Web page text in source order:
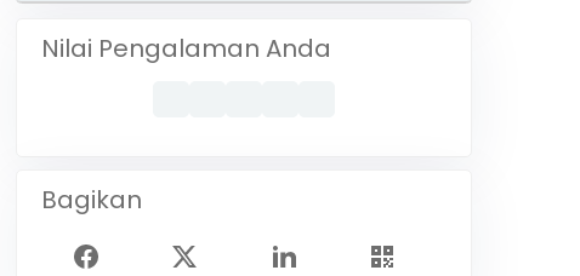
Nilai Pengalaman Anda
Bagikan